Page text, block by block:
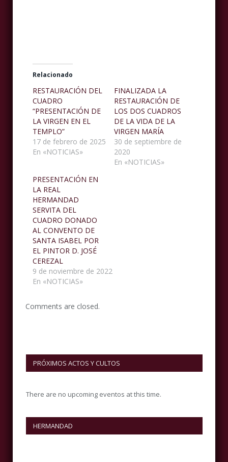
Relacionado
RESTAURACIÓN DEL
CUADRO
“PRESENTACIÓN DE
LA VIRGEN EN EL
TEMPLO”
17 de febrero de 2025
En «NOTICIAS»
FINALIZADA LA
RESTAURACIÓN DE
LOS DOS CUADROS
DE LA VIDA DE LA
VIRGEN MARÍA
30 de septiembre de
2020
En «NOTICIAS»
PRESENTACIÓN EN
LA REAL
HERMANDAD
SERVITA DEL
CUADRO DONADO
AL CONVENTO DE
SANTA ISABEL POR
EL PINTOR D. JOSÉ
CEREZAL
9 de noviembre de 2022
En «NOTICIAS»
Comments are closed.
PRÓXIMOS ACTOS Y CULTOS
There are no upcoming eventos at this time.
HERMANDAD